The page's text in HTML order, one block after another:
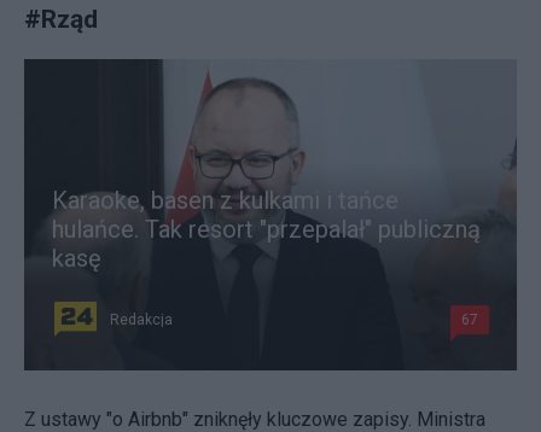
#Rząd
Karaoke, basen z kulkami i tańce
hulańce. Tak resort "przepalał" publiczną
kasę
Redakcja 67
Z ustawy "o Airbnb" zniknęły kluczowe zapisy. Ministra